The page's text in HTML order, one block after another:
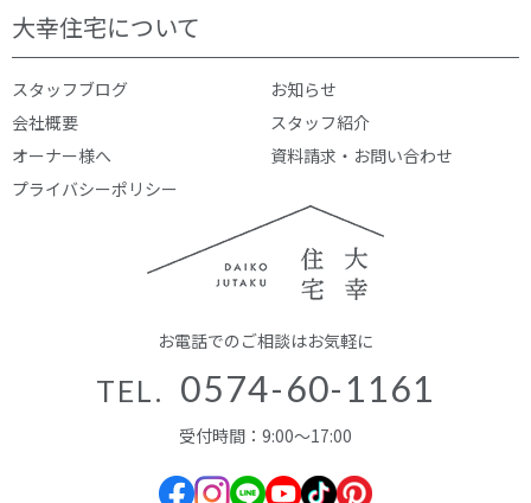
お電話でのご相談はお気軽に
TEL. 0574-60-1161
受付時間：9:00～17:00
大幸住宅について
スタッフブログ
お知らせ
会社概要
スタッフ紹介
オーナー様へ
資料請求・お問い合わせ
プライバシーポリシー